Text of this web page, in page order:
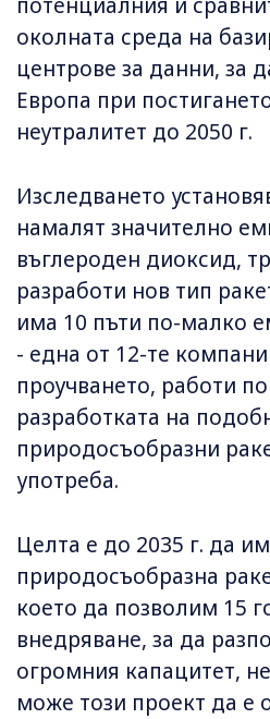
потенциалния и
околната среда на
центрове за данни, за
Европа при
неутралитет до 2050 г.
Изследването
намалят значително
въглероден диоксид,
разработи нов тип
има 10 пъти по-малко
- една от 12-те
проучването, работи
разработката на
природосъобразни
употреба.
Целта е до 2035 г. да
природосъобразна
което да позволим 15
внедряване, за да
огромния капацитет,
може този проект да е